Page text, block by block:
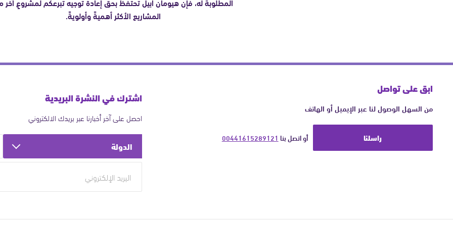
المشاريع الأكثر أهميةً وأولويةً.
ابق على تواصل
من السهل الوصول لنا عبر الإيميل أو الهاتف
راسلنا أو اتصل بنا 00441615289121
اشترك في النشرة البريدية
احصل على آخر أخبارنا عبر بريدك الالكتروني
الدولة